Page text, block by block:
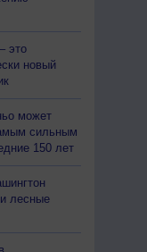
это
новый
может
сильным
150 лет
лесные